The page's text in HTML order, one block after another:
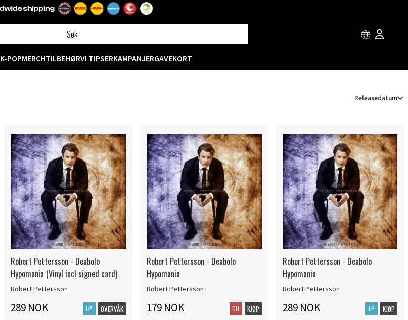
K-POPMERCHTILBEHØRVI TIPSERKAMPANJERGAVEKORT
Releasedatum
Robert Pettersson - Deabolo
Hypomania (Vinyl incl signed card)
Robert Pettersson
289 NOK LP OVERVÅK
Robert Pettersson - Deabolo
Hypomania
Robert Pettersson
179 NOK CD KJØP
Robert Pettersson - Deabolo
Hypomania
Robert Pettersson
289 NOK LP KJØP